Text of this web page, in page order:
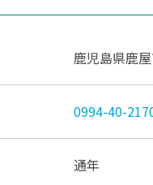
鹿児島県鹿
0994-40-
通年